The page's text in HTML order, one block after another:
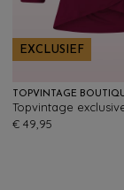
EXCLUSIEF
€ 49,95